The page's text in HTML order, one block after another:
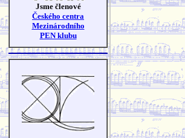
Jsme členové
Českého centra
Mezinárodního
PEN klubu